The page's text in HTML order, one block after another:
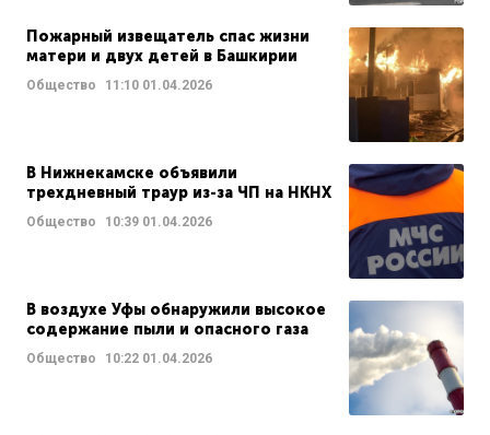
Пожарный извещатель спас жизни
матери и двух детей в Башкирии
Общество 11:10 01.04.2026
В Нижнекамске объявили
трехдневный траур из-за ЧП на НКНХ
Общество 10:39 01.04.2026
В воздухе Уфы обнаружили высокое
содержание пыли и опасного газа
Общество 10:22 01.04.2026